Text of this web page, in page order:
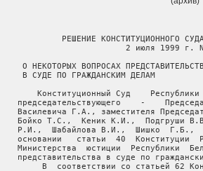
РЕШЕНИЕ КОНСТИТУЦИОННОГО
2 июля 1999 г.
О НЕКОТОРЫХ ВОПРОСАХ
В СУДЕ ПО ГРАЖДАНСКИМ ДЕЛАМ
Конституционный Суд
председательствующего    -
Василевича Г.А., заместителя
Бойко Т.С.,  Кеник К.И.,  Подгруши
Р.И.,  Шабайлова В.И.,  Шишко  Г.Б.,
основании   статьи  40  Конституции
Министерства  юстиции  Республики
представительства в суде по
В  соответствии со статьей 62